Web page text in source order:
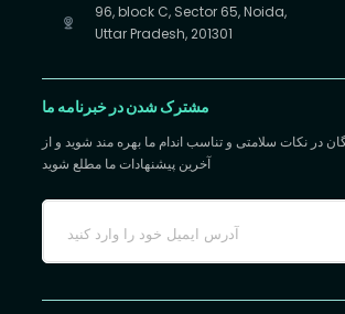
96, block C, Sector 65, Noida,
Uttar Pradesh, 201301
مشترک شدن در خبرنامه ما
در نکات سلامتی و تناسب اندام ما بهره مند شوید و از
آخرین پیشنهادات ما مطلع شوید